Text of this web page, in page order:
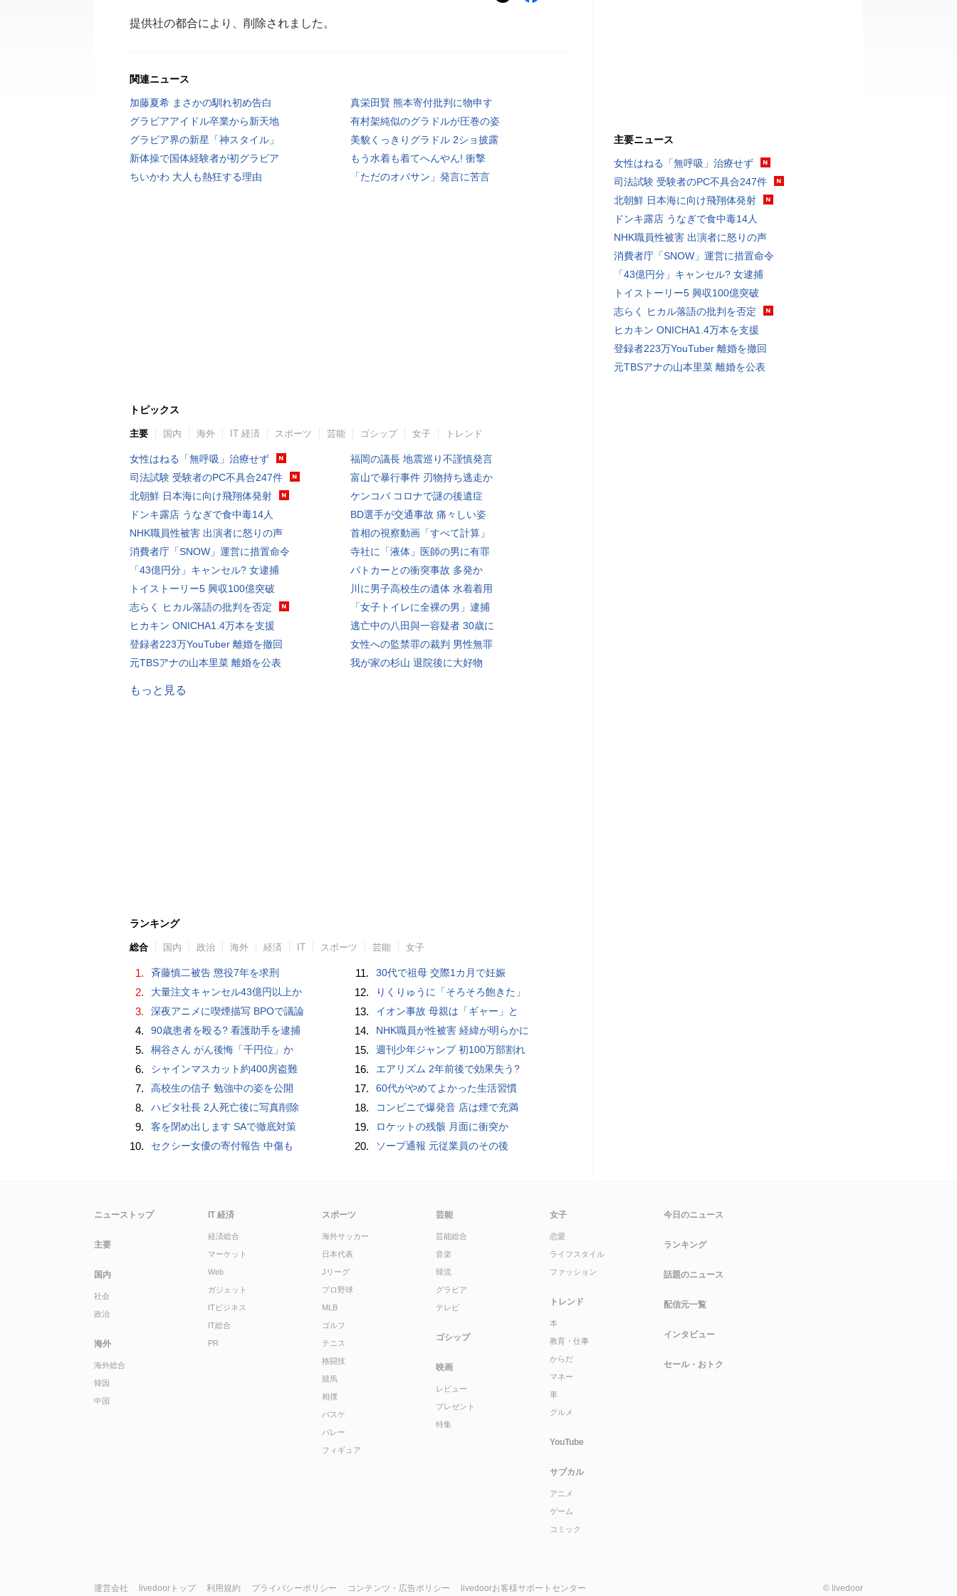
提供社の都合により、削除されました。
関連ニュース
加藤夏希 まさかの馴れ初め告白
真栄田賢 熊本寄付批判に物申す
グラビアアイドル卒業から新天地
有村架純似のグラドルが圧巻の姿
グラビア界の新星「神スタイル」
美貌くっきりグラドル 2ショ披露
新体操で国体経験者が初グラビア
もう水着も着てへんやん! 衝撃
ちいかわ 大人も熱狂する理由
「ただのオバサン」発言に苦言
トピックス
主要 国内 海外 IT 経済 スポーツ 芸能 ゴシップ 女子 トレンド
女性はねる「無呼吸」治療せず
司法試験 受験者のPC不具合247件
北朝鮮 日本海に向け飛翔体発射
ドンキ露店 うなぎで食中毒14人
NHK職員性被害 出演者に怒りの声
消費者庁「SNOW」運営に措置命令
「43億円分」キャンセル? 女逮捕
トイストーリー5 興収100億突破
志らく ヒカル落語の批判を否定
ヒカキン ONICHA1.4万本を支援
登録者223万YouTuber 離婚を撤回
元TBSアナの山本里菜 離婚を公表
福岡の議長 地震巡り不謹慎発言
富山で暴行事件 刃物持ち逃走か
ケンコバ コロナで謎の後遺症
BD選手が交通事故 痛々しい姿
首相の視察動画「すべて計算」
寺社に「液体」医師の男に有罪
パトカーとの衝突事故 多発か
川に男子高校生の遺体 水着着用
「女子トイレに全裸の男」逮捕
逃亡中の八田與一容疑者 30歳に
女性への監禁罪の裁判 男性無罪
我が家の杉山 退院後に大好物
もっと見る
ランキング
総合 国内 政治 海外 経済 IT スポーツ 芸能 女子
1. 斉藤慎二被告 懲役7年を求刑
2. 大量注文キャンセル43億円以上か
3. 深夜アニメに喫煙描写 BPOで議論
4. 90歳患者を殴る? 看護助手を逮捕
5. 桐谷さん がん後悔「千円位」か
6. シャインマスカット約400房盗難
7. 高校生の信子 勉強中の姿を公開
8. ハビタ社長 2人死亡後に写真削除
9. 客を閉め出します SAで徹底対策
10. セクシー女優の寄付報告 中傷も
11. 30代で祖母 交際1カ月で妊娠
12. りくりゅうに「そろそろ飽きた」
13. イオン事故 母親は「ギャー」と
14. NHK職員が性被害 経緯が明らかに
15. 週刊少年ジャンプ 初100万部割れ
16. エアリズム 2年前後で効果失う?
17. 60代がやめてよかった生活習慣
18. コンビニで爆発音 店は煙で充満
19. ロケットの残骸 月面に衝突か
20. ソープ通報 元従業員のその後
主要ニュース
女性はねる「無呼吸」治療せず
司法試験 受験者のPC不具合247件
北朝鮮 日本海に向け飛翔体発射
ドンキ露店 うなぎで食中毒14人
NHK職員性被害 出演者に怒りの声
消費者庁「SNOW」運営に措置命令
「43億円分」キャンセル? 女逮捕
トイストーリー5 興収100億突破
志らく ヒカル落語の批判を否定
ヒカキン ONICHA1.4万本を支援
登録者223万YouTuber 離婚を撤回
元TBSアナの山本里菜 離婚を公表
ニューストップ
主要
国内
社会
政治
海外
海外総合
韓国
中国
IT 経済
経済総合
マーケット
Web
ガジェット
ITビジネス
IT総合
PR
スポーツ
海外サッカー
日本代表
Jリーグ
プロ野球
MLB
ゴルフ
テニス
格闘技
競馬
相撲
バスケ
バレー
フィギュア
芸能
芸能総合
音楽
韓流
グラビア
テレビ
ゴシップ
映画
レビュー
プレゼント
特集
女子
恋愛
ライフスタイル
ファッション
トレンド
本
教育・仕事
からだ
マネー
車
グルメ
YouTube
サブカル
アニメ
ゲーム
コミック
今日のニュース
ランキング
話題のニュース
配信元一覧
インタビュー
セール・おトク
運営会社 livedoorトップ 利用規約 プライバシーポリシー コンテンツ・広告ポリシー livedoorお客様サポートセンター © livedoor